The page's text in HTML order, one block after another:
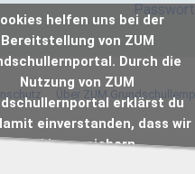
Über ZUM
helfen uns bei der
Bereitstellung von ZUM
Durch die
Nutzung von ZUM
erklärst du
einverstanden, dass wir
Cookies speichern.